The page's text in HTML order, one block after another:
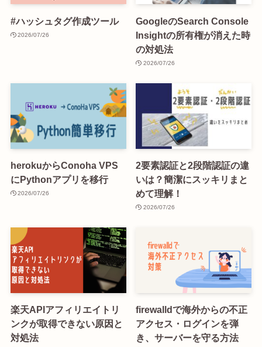
#ハッシュタグ作成ツール
2026/07/26
GoogleのSearch Console
Insightの所有権が消えた時
の対処法
2026/07/26
herokuからConoha VPS
にPythonアプリを移行
2026/07/26
2要素認証と2段階認証の違
いは？簡潔にスッキリまと
めて理解！
2026/07/26
楽天APIアフィリエイトリ
ンクが取得できない原因と
対処法
firewalldで海外からの不正
アクセス・ログインを弾
き、サーバーを守る方法